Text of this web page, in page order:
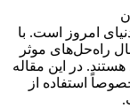
امروز است. با
راه‌حل‌های موثر
در این مقاله
استفاده از